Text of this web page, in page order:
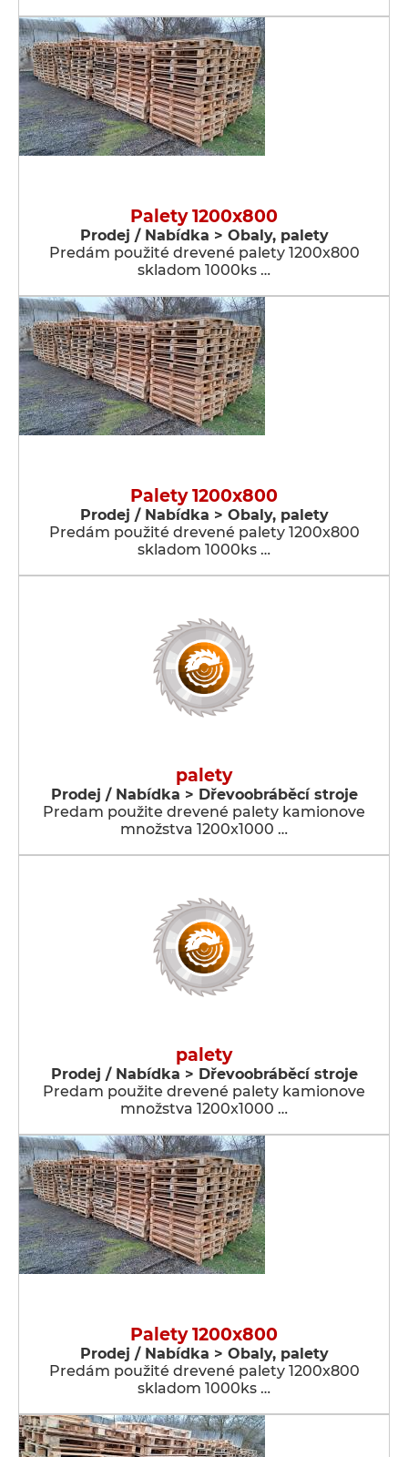
Palety 1200x800
Prodej / Nabídka > Obaly, palety
Predám použité drevené palety 1200x800
skladom 1000ks …
Palety 1200x800
Prodej / Nabídka > Obaly, palety
Predám použité drevené palety 1200x800
skladom 1000ks …
palety
Prodej / Nabídka > Dřevoobráběcí stroje
Predam použite drevené palety kamionove
množstva 1200x1000 …
palety
Prodej / Nabídka > Dřevoobráběcí stroje
Predam použite drevené palety kamionove
množstva 1200x1000 …
Palety 1200x800
Prodej / Nabídka > Obaly, palety
Predám použité drevené palety 1200x800
skladom 1000ks …